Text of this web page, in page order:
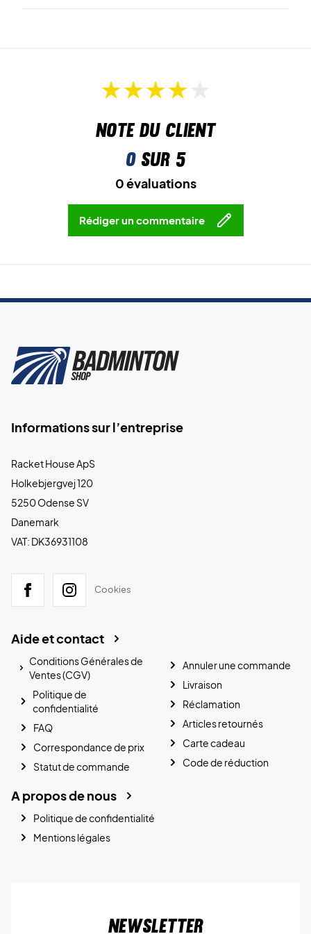
Round SoleetRadial Blade Solesont les technologies clés
sublime le confort et l’ajustement.
Parfaite pour le court – commandez la chaussure de
Note du client
0sur 5
0 évaluations
Rédiger un commentaire
Informations sur l’entreprise
Racket House ApS
Holkebjergvej 120
5250 Odense SV
Danemark
VAT: DK36931108
Cookies
Aide et contact
Conditions Générales de
Ventes (CGV)
Politique de
confidentialité
FAQ
Correspondance de prix
Statut de commande
Annuler une commande
Livraison
Réclamation
Articles retournés
Carte cadeau
Code de réduction
A propos de nous
Politique de confidentialité
Mentions légales
Newsletter